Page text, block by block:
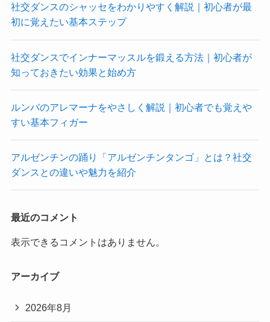
社交ダンスのシャッセをわかりやすく解説｜初心者が最
初に覚えたい基本ステップ
社交ダンスでインナーマッスルを鍛える方法｜初心者が
知っておきたい効果と始め方
ルンバのアレマーナをやさしく解説｜初心者でも覚えや
すい基本フィガー
アルゼンチンの踊り「アルゼンチンタンゴ」とは？社交
ダンスとの違いや魅力を紹介
最近のコメント
表示できるコメントはありません。
アーカイブ
2026年8月